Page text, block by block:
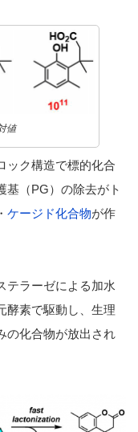
値
ック構造で標的化合
基（PG）の除去がト
・ ケージド化合物が作
テラーゼによる加水
酵素で駆動し、生理
の化合物が放出され